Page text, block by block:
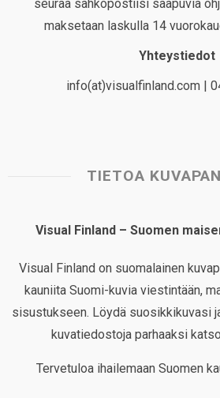
seuraa sähköpostiisi saapuvia
maksetaan laskulla 14
Yhteystiedot
info(at)visualfinland.com |
TIETOA
Visual Finland – Suomen
Visual Finland on suomalainen
kauniita Suomi-kuvia viestintään,
sisustukseen. Löydä suosikkikuvasi
kuvatiedostoja parhaaksi
Tervetuloa ihailemaan Suomen